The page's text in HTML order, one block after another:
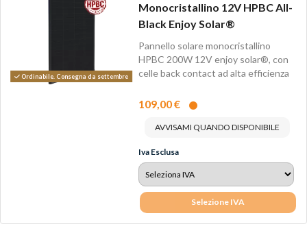
Ordinabile. Consegna da settembre
Monocristallino 12V HPBC All-
Black Enjoy Solar®
Pannello solare monocristallino
HPBC 200W 12V enjoy solar®, con
celle back contact ad alta efficienza
109,00 €
AVVISAMI QUANDO DISPONIBILE
Iva Esclusa
Selezione IVA